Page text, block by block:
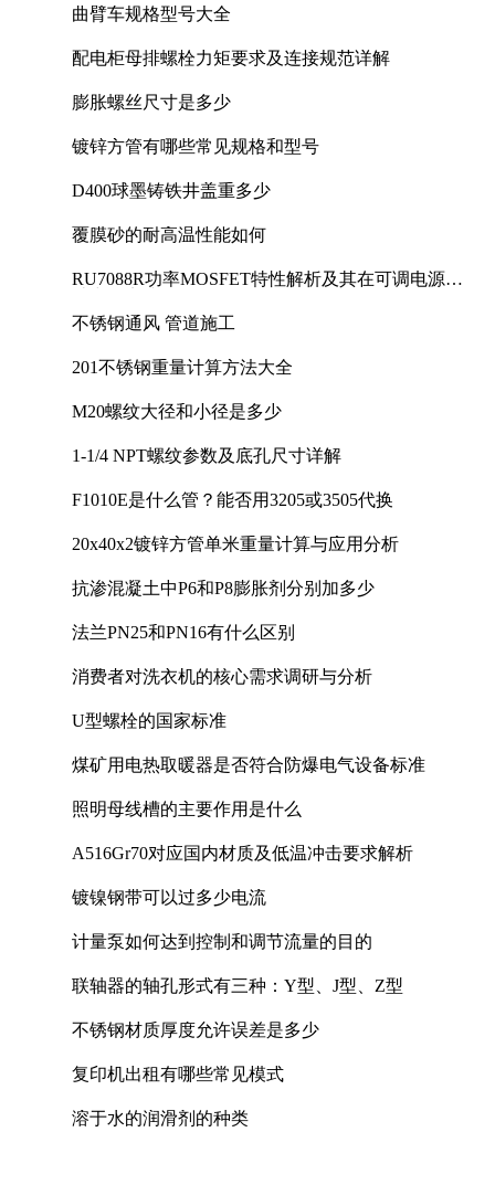
曲臂车规格型号大全
配电柜母排螺栓力矩要求及连接规范详解
膨胀螺丝尺寸是多少
镀锌方管有哪些常见规格和型号
D400球墨铸铁井盖重多少
覆膜砂的耐高温性能如何
RU7088R功率MOSFET特性解析及其在可调电源设
不锈钢通风 管道施工
201不锈钢重量计算方法大全
M20螺纹大径和小径是多少
1-1/4 NPT螺纹参数及底孔尺寸详解
F1010E是什么管？能否用3205或3505代换
20x40x2镀锌方管单米重量计算与应用分析
抗渗混凝土中P6和P8膨胀剂分别加多少
法兰PN25和PN16有什么区别
消费者对洗衣机的核心需求调研与分析
U型螺栓的国家标准
煤矿用电热取暖器是否符合防爆电气设备标准
照明母线槽的主要作用是什么
A516Gr70对应国内材质及低温冲击要求解析
镀镍钢带可以过多少电流
计量泵如何达到控制和调节流量的目的
联轴器的轴孔形式有三种：Y型、J型、Z型
不锈钢材质厚度允许误差是多少
复印机出租有哪些常见模式
溶于水的润滑剂的种类